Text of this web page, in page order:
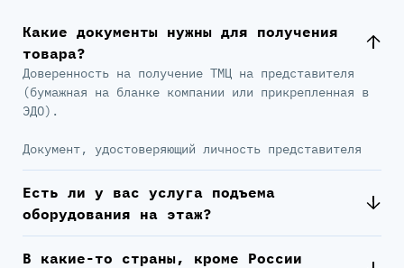
Какие документы нужны для получения
товара?
Доверенность на получение ТМЦ на представителя
(бумажная на бланке компании или прикрепленная в
ЭДО).
Документ, удостоверяющий личность представителя
Есть ли у вас услуга подъема
оборудования на этаж?
В какие-то страны, кроме России